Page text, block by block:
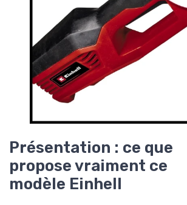
Présentation : ce que
propose vraiment ce
modèle Einhell